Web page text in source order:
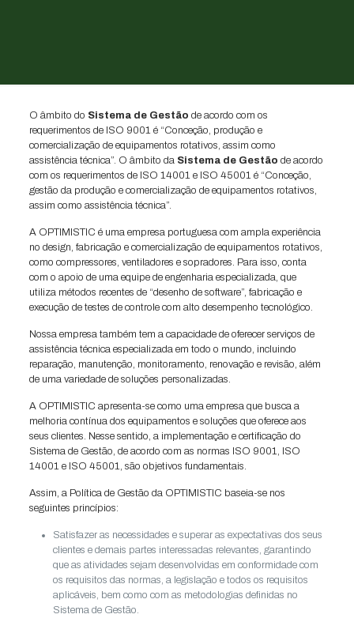
O âmbito do Sistema de Gestão de acordo com os
requerimentos de ISO 9001 é “Conceção, produção e
comercialização de equipamentos rotativos, assim como
assistência técnica”. O âmbito daSistema de Gestão de acordo
com os requerimentos de ISO 14001 e ISO 45001 é “Conceção,
gestão da produção e comercialização de equipamentos rotativos,
assim como assistência técnica”.
A OPTIMISTIC é uma empresa portuguesa com ampla experiência
no design, fabricação e comercialização de equipamentos rotativos,
como compressores, ventiladores e sopradores. Para isso, conta
com o apoio de uma equipe de engenharia especializada, que
utiliza métodos recentes de “desenho de software”, fabricação e
execução de testes de controle com alto desempenho tecnológico.
Nossa empresa também tem a capacidade de oferecer serviços de
assistência técnica especializada em todo o mundo, incluindo
reparação, manutenção, monitoramento, renovação e revisão, além
de uma variedade de soluções personalizadas.
A OPTIMISTIC apresenta-se como uma empresa que busca a
melhoria contínua dos equipamentos e soluções que oferece aos
seus clientes. Nesse sentido, a implementação e certificação do
Sistema de Gestão, de acordo com as normas ISO 9001, ISO
14001 e ISO 45001, são objetivos fundamentais.
Assim, a Política de Gestão da OPTIMISTIC baseia-se nos
seguintes princípios:
Satisfazer as necessidades e superar as expectativas dos seus
clientes e demais partes interessadas relevantes, garantindo
que as atividades sejam desenvolvidas em conformidade com
os requisitos das normas, a legislação e todos os requisitos
aplicáveis, bem como com as metodologias definidas no
Sistema de Gestão.